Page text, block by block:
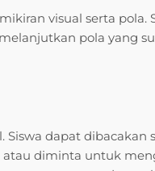
visual serta pola.
pola yang
dapat dibacakan
diminta untuk